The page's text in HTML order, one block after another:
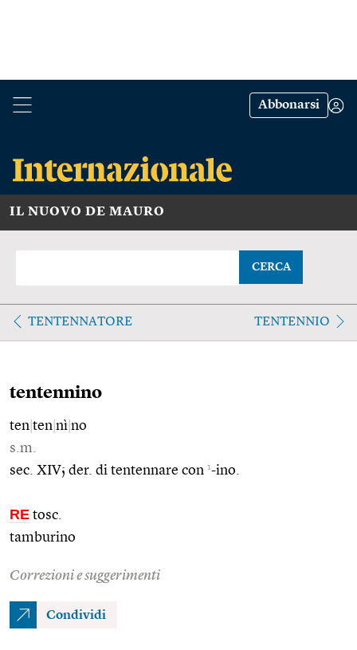
Abbonarsi
IL NUOVO DE MAURO
CERCA
TENTENNATORE TENTENNIO
tentennino
ten ten nì no
s.m.
sec. XIV; der. di tentennare con 1-ino.
RE tosc.
tamburino
Correzioni e suggerimenti
Condividi